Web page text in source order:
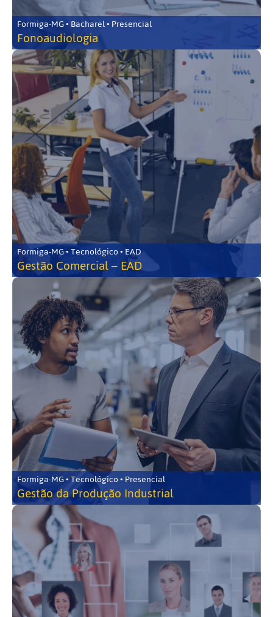
Formiga-MG • Bacharel • Presencial
Fonoaudiologia
Formiga-MG • Tecnológico • EAD
Gestão Comercial – EAD
Formiga-MG • Tecnológico • Presencial
Gestão da Produção Industrial